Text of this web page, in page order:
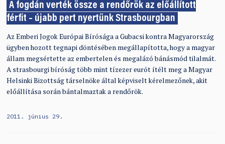
A fogdán verték össze a rendőrök az előállított
férfit – újabb pert nyertünk Strasbourgban
Az Emberi Jogok Európai Bírósága a Gubacsi kontra Magyarország
ügyben hozott tegnapi döntésében megállapította, hogy a magyar
állam megsértette az embertelen és megalázó bánásmód tilalmát.
A strasbourgi bíróság több mint tízezer eurót ítélt meg a Magyar
Helsinki Bizottság társelnöke által képviselt kérelmezőnek, akit
előállítása során bántalmaztak a rendőrök.
2011. június 29.